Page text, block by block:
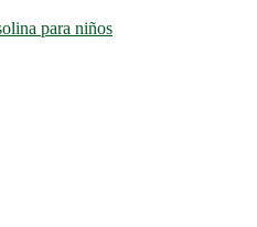
para niños